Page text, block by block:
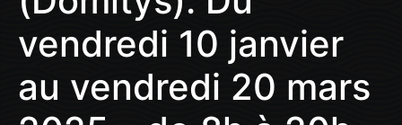
vendredi 10 janvier
au vendredi 20 mars